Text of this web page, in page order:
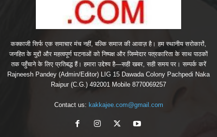
कक्काजी सिर्फ एक समाचार मंच नहीं, बल्कि समाज की आवाज़ है। हम स्थानीय सरोकारों,
जनहित के मुद्दों और महत्वपूर्ण घटनाओं को निष्पक्ष और जिम्मेदार पत्रकारिता के साथ पाठकों
तक पहुँचाने के लिए प्रतिबद्ध हैं। हमारा उद्देश्य है—सही खबर, सही समय पर। सम्पर्क करें
Rajneesh Pandey (Admin/Editor) LIG 15 Dawada Colony Pachpedi Naka
Raipur (C.G.) 492001 Mobile 8770069257
Contact us: kakkajee.com@gmail.com